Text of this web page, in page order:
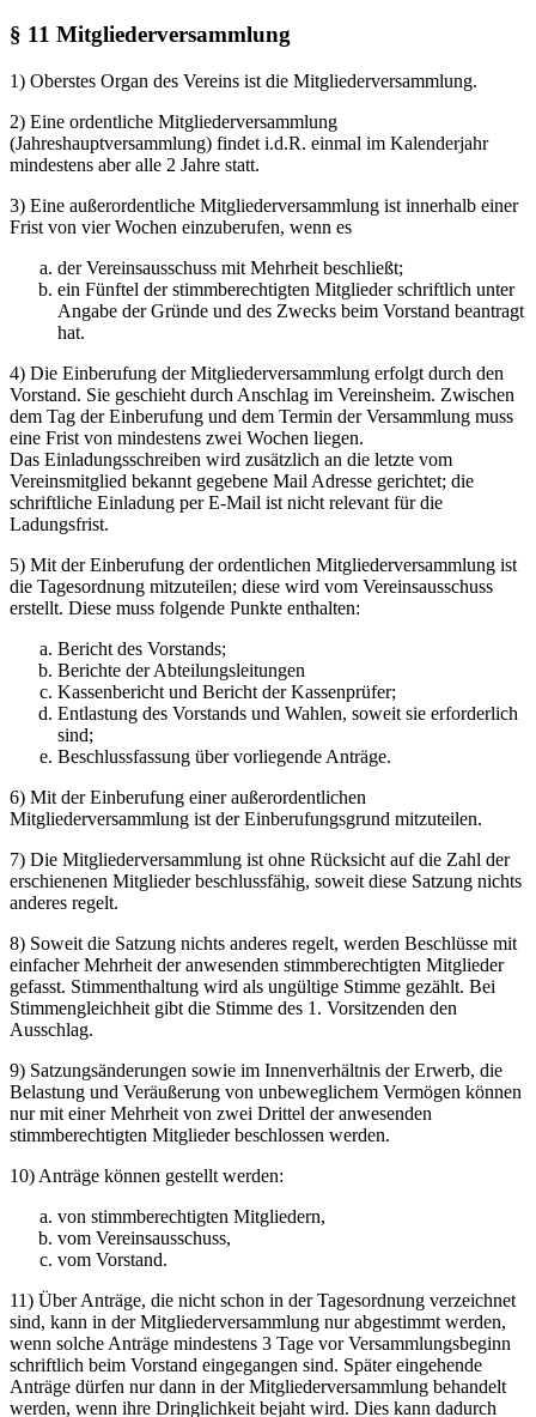
§ 11 Mitgliederversammlung
1) Oberstes Organ des Vereins ist die Mitgliederversammlung.
2) Eine ordentliche Mitgliederversammlung
(Jahreshauptversammlung) findet i.d.R. einmal im Kalenderjahr
mindestens aber alle 2 Jahre statt.
3) Eine außerordentliche Mitgliederversammlung ist innerhalb einer
Frist von vier Wochen einzuberufen, wenn es
der Vereinsausschuss mit Mehrheit beschließt;
ein Fünftel der stimmberechtigten Mitglieder schriftlich unter
Angabe der Gründe und des Zwecks beim Vorstand beantragt
hat.
4) Die Einberufung der Mitgliederversammlung erfolgt durch den
Vorstand. Sie geschieht durch Anschlag im Vereinsheim. Zwischen
dem Tag der Einberufung und dem Termin der Versammlung muss
eine Frist von mindestens zwei Wochen liegen.
Das Einladungsschreiben wird zusätzlich an die letzte vom
Vereinsmitglied bekannt gegebene Mail Adresse gerichtet; die
schriftliche Einladung per E-Mail ist nicht relevant für die
Ladungsfrist.
5) Mit der Einberufung der ordentlichen Mitgliederversammlung ist
die Tagesordnung mitzuteilen; diese wird vom Vereinsausschuss
erstellt. Diese muss folgende Punkte enthalten:
Bericht des Vorstands;
Berichte der Abteilungsleitungen
Kassenbericht und Bericht der Kassenprüfer;
Entlastung des Vorstands und Wahlen, soweit sie erforderlich
sind;
Beschlussfassung über vorliegende Anträge.
6) Mit der Einberufung einer außerordentlichen
Mitgliederversammlung ist der Einberufungsgrund mitzuteilen.
7) Die Mitgliederversammlung ist ohne Rücksicht auf die Zahl der
erschienenen Mitglieder beschlussfähig, soweit diese Satzung nichts
anderes regelt.
8) Soweit die Satzung nichts anderes regelt, werden Beschlüsse mit
einfacher Mehrheit der anwesenden stimmberechtigten Mitglieder
gefasst. Stimmenthaltung wird als ungültige Stimme gezählt. Bei
Stimmengleichheit gibt die Stimme des 1. Vorsitzenden den
Ausschlag.
9) Satzungsänderungen sowie im Innenverhältnis der Erwerb, die
Belastung und Veräußerung von unbeweglichem Vermögen können
nur mit einer Mehrheit von zwei Drittel der anwesenden
stimmberechtigten Mitglieder beschlossen werden.
10) Anträge können gestellt werden:
von stimmberechtigten Mitgliedern,
vom Vereinsausschuss,
vom Vorstand.
11) Über Anträge, die nicht schon in der Tagesordnung verzeichnet
sind, kann in der Mitgliederversammlung nur abgestimmt werden,
wenn solche Anträge mindestens 3 Tage vor Versammlungsbeginn
schriftlich beim Vorstand eingegangen sind. Später eingehende
Anträge dürfen nur dann in der Mitgliederversammlung behandelt
werden, wenn ihre Dringlichkeit bejaht wird. Dies kann dadurch